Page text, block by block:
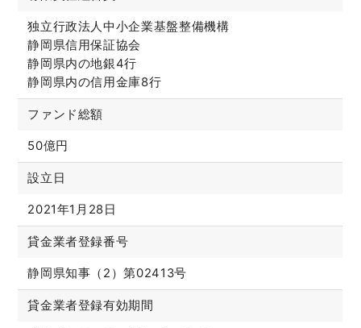
独立行政法人中小企業基盤整備機構
静岡県信用保証協会
静岡県内の地銀4行
静岡県内の信用金庫8行
ファンド総額
50億円
設立日
2021年1月28日
貸金業者登録番号
静岡県知事（2）第02413号
貸金業者登録有効期間